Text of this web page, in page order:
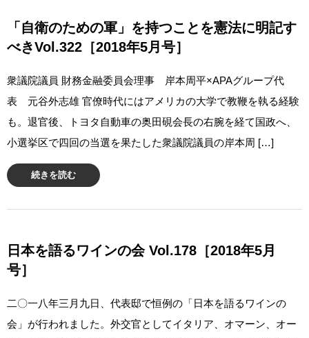
「自衛のための軍」を持つことを憲法に明記す
べきVol.322［2018年5月号］
衆議院議員 財務金融委員会理事 岸本周平×APAグループ代
表 元谷外志雄 官僚時代にはアメリカの大学で教鞭を執る経験
も。退官後、トヨタ自動車の奥田硯会長の右腕を経て国政へ、
小選挙区で四回の当選を果たした衆議院議員の岸本周 […]
続きを読む
日本を語るワインの会 Vol.178［2018年5月
号］
二〇一八年三月九日、代表邸で恒例の「日本を語るワインの
会」が行われました。外交官としてイタリア、オマーン、オー